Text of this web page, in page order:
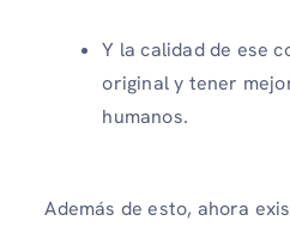
Y la calidad de ese
original y tener
humanos.
Además de esto, ahora